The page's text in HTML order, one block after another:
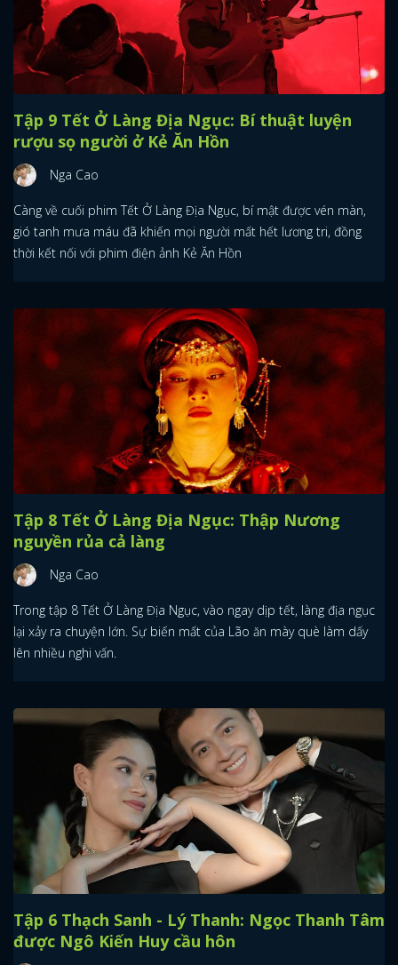
Tập 9 Tết Ở Làng Địa Ngục: Bí thuật luyện
rượu sọ người ở Kẻ Ăn Hồn
Nga Cao
Càng về cuối phim Tết Ở Làng Địa Ngục, bí mật được vén màn,
gió tanh mưa máu đã khiến mọi người mất hết lương tri, đồng
thời kết nối với phim điện ảnh Kẻ Ăn Hồn
Tập 8 Tết Ở Làng Địa Ngục: Thập Nương
nguyền rủa cả làng
Nga Cao
Trong tập 8 Tết Ở Làng Địa Ngục, vào ngay dịp tết, làng địa ngục
lại xảy ra chuyện lớn. Sự biến mất của Lão ăn mày què làm dấy
lên nhiều nghi vấn.
Tập 6 Thạch Sanh - Lý Thanh: Ngọc Thanh Tâm
được Ngô Kiến Huy cầu hôn